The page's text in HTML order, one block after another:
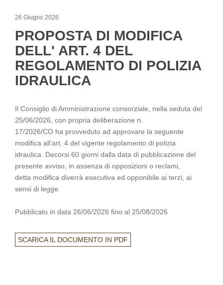
26 Giugno 2026
PROPOSTA DI MODIFICA
DELL' ART. 4 DEL
REGOLAMENTO DI POLIZIA
IDRAULICA
Il Consiglio di Amministrazione consorziale, nella seduta del
25/06/2026, con propria deliberazione n.
17/2026/CO ha provveduto ad approvare la seguente
modifica all’art. 4 del vigente regolamento di polizia
idraulica. Decorsi 60 giorni dalla data di pubblicazione del
presente avviso, in assenza di opposizioni o reclami,
detta modifica diverrà esecutiva ed opponibile ai terzi, ai
sensi di legge.
Pubblicato in data 26/06/2026 fino al 25/08/2026
SCARICA IL DOCUMENTO IN PDF